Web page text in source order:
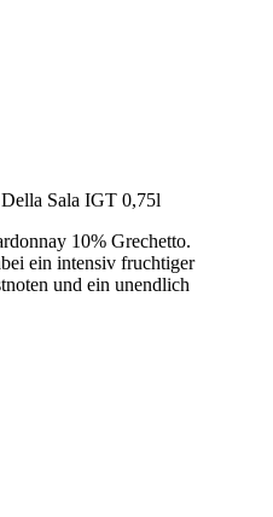
Sala IGT 0,75l
10% Grechetto.
ein intensiv fruchtiger
und ein unendlich